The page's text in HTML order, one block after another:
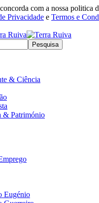
com a nossa politica
Privacidade e Termos e
& Ciência
& Património
Eugénio